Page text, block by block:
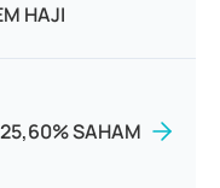
HAJI
SAHAM